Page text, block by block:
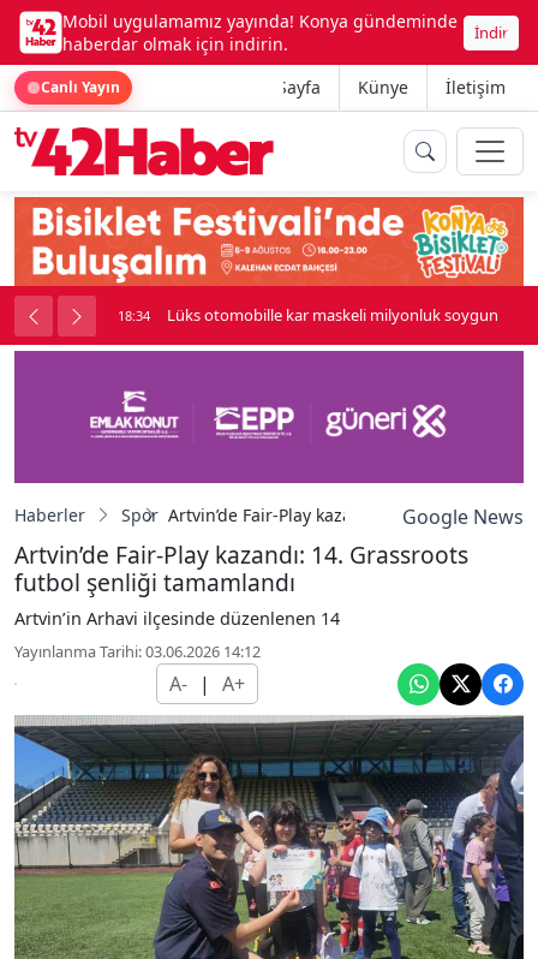
Mobil uygulamamız yayında! Konya gündeminde
haberdar olmak için indirin.
İndir
Canlı Yayın Ana Sayfa Künye İletişim
kavga çıktı 18:34 Lüks otomobille kar maskeli milyonluk soygun
Haberler Spor Artvin’de Fair-Play kazandı: 14. Grassroots
Google News
Artvin’de Fair-Play kazandı: 14. Grassroots
futbol şenliği tamamlandı
Artvin’in Arhavi ilçesinde düzenlenen 14
Yayınlanma Tarihi: 03.06.2026 14:12
A- | A+